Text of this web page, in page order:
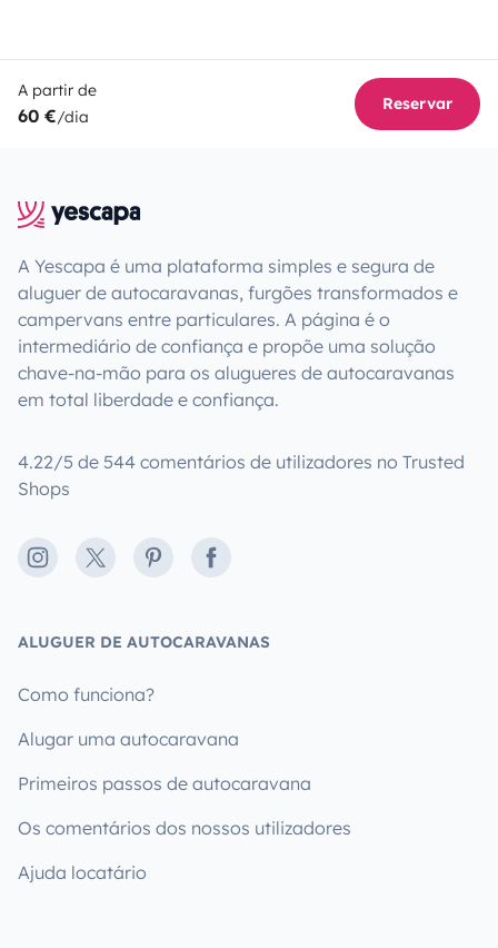
A partir de
60 €/dia
Reservar
A Yescapa é uma plataforma simples e segura de
aluguer de autocaravanas, furgões transformados e
campervans entre particulares. A página é o
intermediário de confiança e propõe uma solução
chave-na-mão para os alugueres de autocaravanas
em total liberdade e confiança.
4.22/5 de 544 comentários de utilizadores no Trusted
Shops
Instagram
X PinterestFacebook
ALUGUER DE AUTOCARAVANAS
Como funciona?
Alugar uma autocaravana
Primeiros passos de autocaravana
Os comentários dos nossos utilizadores
Ajuda locatário